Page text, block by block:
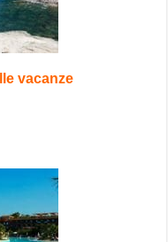
vacanze